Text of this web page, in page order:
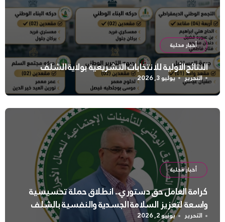
أخبار محلية
النتائج الأولية للانتخابات التشريعية بولاية الشلف
التحرير يوليو 3, 2026
أخبار محلية
كرامة العامل حق دستوري.. انطلاق حملة تحسيسية
واسعة لتعزيز السلامة الجسدية والنفسية بالشلف
التحرير يونيو 2, 2026